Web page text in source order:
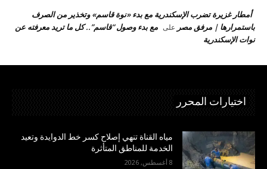
أمطار غزيرة تضرب الإسكندرية مع بدء «نوة قاسم» وتخذير من الصرف
باستمرارها | مرفق مصر على مع بدء وصول “قاسم”.. كل ما تريد معرفته عن
نوات الإسكندرية
اختيارات المحرر
مياه القناة تنهي إصلاح كسر خط الدوايدة وتعيد
الخدمة للمناطق المتأثرة
8 أغسطس, 2026